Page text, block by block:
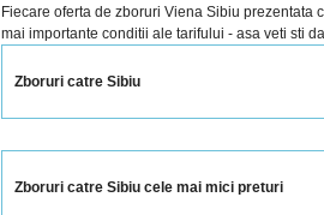
Fiecare oferta de zboruri Viena Sibiu prezentata
mai importante conditii ale tarifului - asa veti sti
Zboruri catre Sibiu
Zboruri catre Sibiu cele mai mici preturi